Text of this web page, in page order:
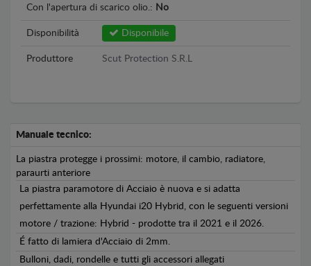
Con l'apertura di scarico olio.: No
Disponibilità Disponibile
Produttore Scut Protection S.R.L
Manuale tecnico:
La piastra protegge i prossimi: motore, il cambio, radiatore,
paraurti anteriore
La piastra paramotore di Acciaio è nuova e si adatta
perfettamente alla Hyundai i20 Hybrid, con le seguenti versioni
motore / trazione: Hybrid - prodotte tra il 2021 e il 2026.
É fatto di lamiera d'Acciaio di 2mm.
Bulloni, dadi, rondelle e tutti gli accessori allegati